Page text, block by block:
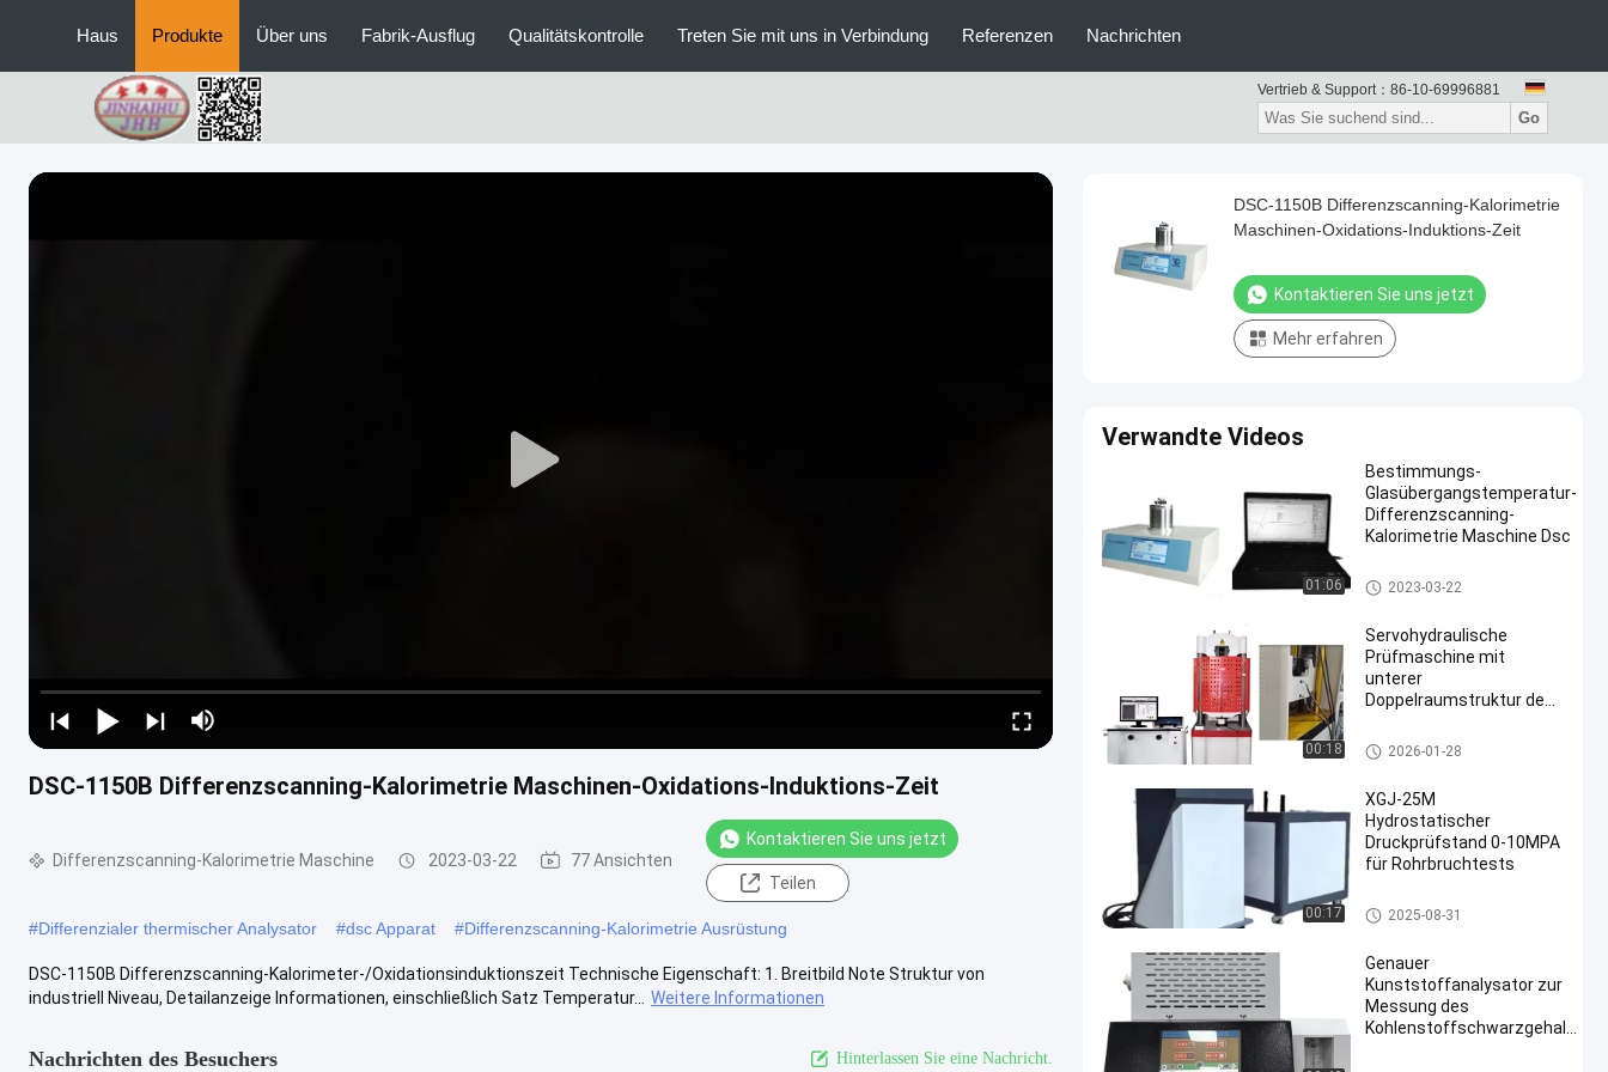
Haus Produkte Über uns Fabrik-Ausflug Qualitätskontrolle Treten Sie mit uns in Verbindung Referenzen Nachrichten
Vertrieb & Support： 86-10-69996881
Go
DSC-1150B Differenzscanning-Kalorimetrie Maschinen-Oxidations-Induktions-Zeit
Differenzscanning-Kalorimetrie Maschine 2023-03-22 77 Ansichten
Kontaktieren Sie uns jetzt
Teilen
#Differenzialer thermischer Analysator #dsc Apparat #Differenzscanning-Kalorimetrie Ausrüstung
DSC-1150B Differenzscanning-Kalorimeter-/Oxidationsinduktionszeit Technische Eigenschaft: 1. Breitbild Note Struktur von
industriell Niveau, Detailanzeige Informationen, einschließlich Satz Temperatur...
Weitere Informationen
Nachrichten des Besuchers Hinterlassen Sie eine Nachricht.
DSC-1150B Differenzscanning-Kalorimetrie
Maschinen-Oxidations-Induktions-Zeit
Kontaktieren Sie uns jetzt
Mehr erfahren
Verwandte Videos
01:06
Bestimmungs-
Glasübergangstemperatur-
Differenzscanning-
Kalorimetrie Maschine Dsc
Differenzscanning-Kalorimetrie
Maschine
2023-03-22
00:18
Servohydraulische
Prüfmaschine mit
unterer
Doppelraumstruktur des
Druck- und
Biegeversuche
hydraulische ServoPrüfmaschi
ne
2026-01-28
00:17
XGJ-25M
Hydrostatischer
Druckprüfstand 0-10MPA
für Rohrbruchtests
Hydrostatische druckprüfende
Maschine
2025-08-31
Genauer
Kunststoffanalysator zur
Messung des
Kohlenstoffschwarzgehalts